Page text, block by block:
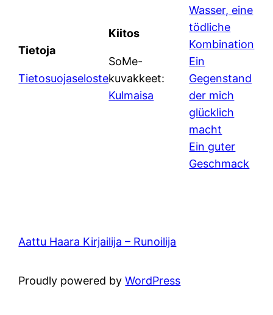
Tietoja
Tietosuojaseloste
Kiitos
SoMe-
kuvakkeet:
Kulmaisa
Wasser, eine
tödliche
Kombination
Ein
Gegenstand
der mich
glücklich
macht
Ein guter
Geschmack
Aattu Haara Kirjailija – Runoilija
Proudly powered byWordPress